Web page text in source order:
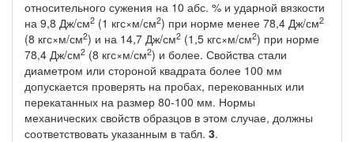
относительного сужения на 10 абс. % и ударной вязкости
на 9,8 Дж/см2 (1 кгс×м/см2) при норме менее 78,4 Дж/см2
(8 кгс×м/см2) и на 14,7 Дж/см2 (1,5 кгс×м/см2) при норме
78,4 Дж/см2 (8 кгс×м/см2) и более. Свойства стали
диаметром или стороной квадрата более 100 мм
допускается проверять на пробах, перекованных или
перекатанных на размер 80-100 мм. Нормы
механических свойств образцов в этом случае, должны
соответствовать указанным в табл. 3.